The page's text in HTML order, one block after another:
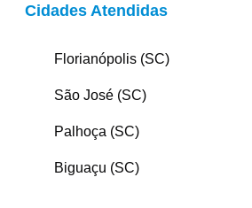
Cidades Atendidas
Florianópolis (SC)
São José (SC)
Palhoça (SC)
Biguaçu (SC)